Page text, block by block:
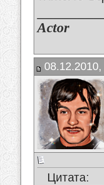
Actor
Цитата: